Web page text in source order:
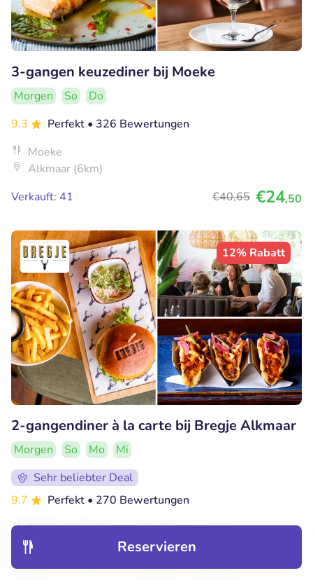
Entdecken
Reservieren
3-gangen keuzediner bij Moeke
Morgen So
Do
9.3
Perfekt • 326 Bewertungen
Moeke
Alkmaar (6km)
Verkauft: 41
€40,65 €24,50
12% Rabatt
2-gangendiner à la carte bij Bregje Alkmaar
Morgen So Mo
Mi
Sehr beliebter Deal
9.7
Perfekt • 270 Bewertungen
Bregje Alkmaar
Alkmaar (6km)
Verkauft: 1.234
€17 €14